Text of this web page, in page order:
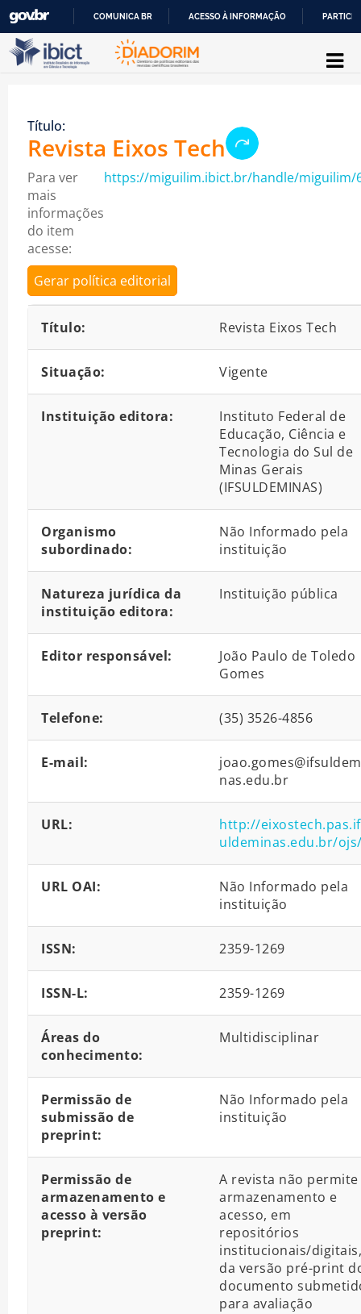
IR
COMUNICA BR ACESSO À INFORMAÇÃO
Pular para o conteúdo
Título:
Revista Eixos Tech
Para ver
mais
informações
do item
acesse:
https://miguilim.ibict.br/handle/miguilim/
Gerar política editorial
Título: Revista Eixos Tech
Situação: Vigente
Instituição editora:
Instituto Federal de
Educação, Ciência e
Tecnologia do Sul de
Minas Gerais
(IFSULDEMINAS)
Organismo
subordinado:
Não Informado pela
instituição
Natureza jurídica da
instituição editora:
Instituição pública
Editor responsável:
João Paulo de Toledo
Gomes
Telefone: (35) 3526-4856
E-mail:
nas.edu.br
URL:
http://
uldeminas.edu.br/
URL OAI:
Não Informado pela
instituição
ISSN: 2359-1269
ISSN-L: 2359-1269
Áreas do
conhecimento:
Multidisciplinar
Permissão de
submissão de
preprint:
Não Informado pela
instituição
Permissão de
armazenamento e
acesso à versão
preprint:
A revista não
armazenamento e
acesso, em
repositórios
institucionais/digitais,
da versão pré-print
documento
para avaliação